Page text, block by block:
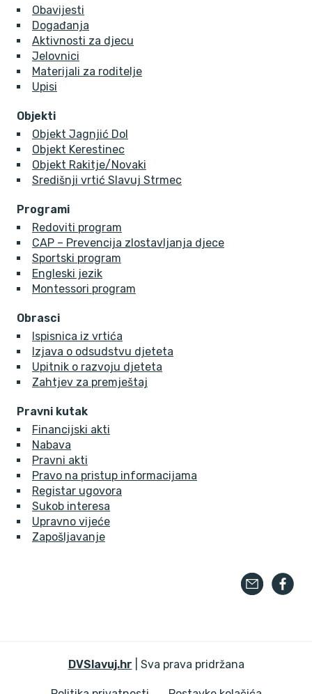
Obavijesti
Događanja
Aktivnosti za djecu
Jelovnici
Materijali za roditelje
Upisi
Objekti
Objekt Jagnjić Dol
Objekt Kerestinec
Objekt Rakitje/Novaki
Središnji vrtić Slavuj Strmec
Programi
Redoviti program
CAP – Prevencija zlostavljanja djece
Sportski program
Engleski jezik
Montessori program
Obrasci
Ispisnica iz vrtića
Izjava o odsudstvu djeteta
Upitnik o razvoju djeteta
Zahtjev za premještaj
Pravni kutak
Financijski akti
Nabava
Pravni akti
Pravo na pristup informacijama
Registar ugovora
Sukob interesa
Upravno vijeće
Zapošljavanje
DVSlavuj.hr | Sva prava pridržana